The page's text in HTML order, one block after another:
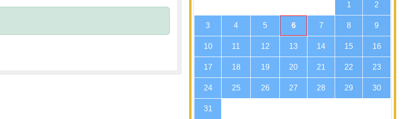
1 2
3 4 5 6 7 8 9
10 11 12 13 14 15 16
17 18 19 20 21 22 23
24 25 26 27 28 29 30
31